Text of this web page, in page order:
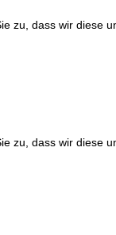
zu, dass wir diese
zu, dass wir diese